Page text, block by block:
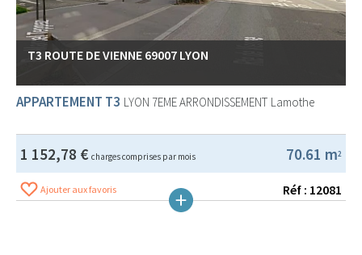
T3 ROUTE DE VIENNE 69007 LYON
APPARTEMENT T3 LYON 7EME ARRONDISSEMENT Lamothe
70.61 m2
1 152,78 € charges comprises par mois
Ajouter aux favoris Réf : 12081